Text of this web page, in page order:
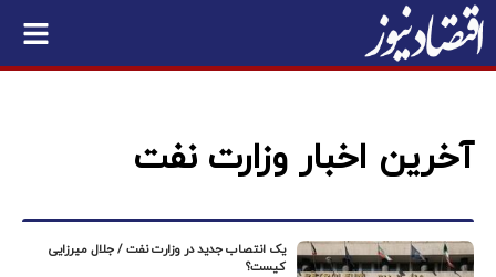
آخرین اخبار وزارت نفت
یک انتصاب جدید در وزارت نفت / جلال میرزایی
کیست؟